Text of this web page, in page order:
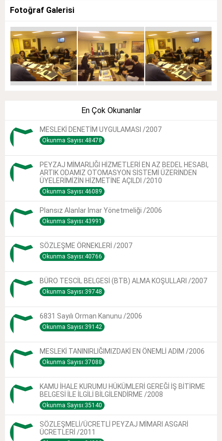
Fotoğraf Galerisi
En Çok Okunanlar
MESLEKİ DENETİM UYGULAMASI /2007
Okunma Sayısı:48478
PEYZAJ MİMARLIĞI HİZMETLERİ EN AZ BEDEL HESABI,
ARTIK ODAMIZ OTOMASYON SİSTEMİ ÜZERİNDEN
ÜYELERİMİZİN HİZMETİNE AÇILDI /2010
Okunma Sayısı:46089
Plansız Alanlar Imar Yönetmeliği /2006
Okunma Sayısı:43991
SÖZLEŞME ÖRNEKLERİ /2007
Okunma Sayısı:40766
BÜRO TESCİL BELGESİ (BTB) ALMA KOŞULLARI /2007
Okunma Sayısı:39748
6831 Sayılı Orman Kanunu /2006
Okunma Sayısı:39142
MESLEKİ TANINIRLIĞIMIZDAKİ EN ÖNEMLİ ADIM /2006
Okunma Sayısı:37088
KAMU İHALE KURUMU HÜKÜMLERİ GEREĞİ İŞ BİTİRME
BELGESİ İLE İLGİLİ BİLGİLENDİRME /2008
Okunma Sayısı:35140
SÖZLEŞMELİ/ÜCRETLİ PEYZAJ MİMARI ASGARİ
ÜCRETLERİ /2011